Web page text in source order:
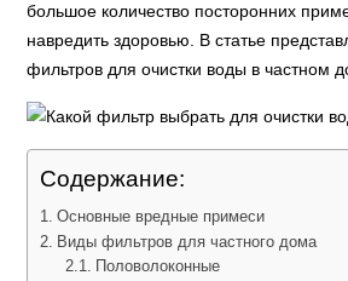
большое количество посторонних
навредить здоровью. В статье
фильтров для очистки воды в частном
Содержание:
Основные вредные примеси
Виды фильтров для частного дома
Половолоконные